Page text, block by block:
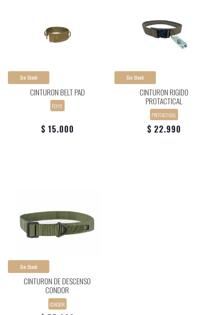
Sin Stock
CINTURON BELT PAD
FLYYE
$ 15.000
Sin Stock
CINTURON RIGIDO
PROTACTICAL
PROTACTICAL
$ 22.990
Sin Stock
CINTURON DE DESCENSO
CONDOR
CONDOR